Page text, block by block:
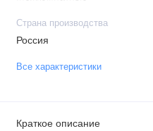
Страна производства
Россия
Все характеристики
Краткое описание